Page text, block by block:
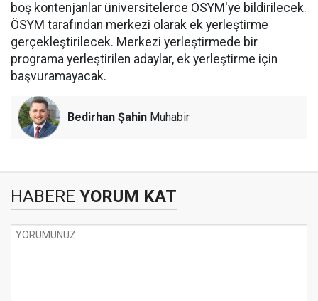
boş kontenjanlar üniversitelerce ÖSYM'ye bildirilecek.
ÖSYM tarafından merkezi olarak ek yerleştirme
gerçekleştirilecek. Merkezi yerleştirmede bir
programa yerleştirilen adaylar, ek yerleştirme için
başvuramayacak.
Bedirhan Şahin Muhabir
HABERE YORUM KAT